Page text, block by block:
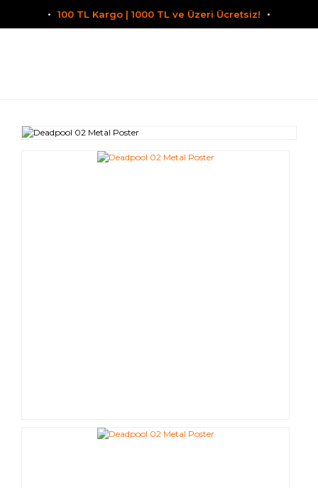
100 TL Kargo | 1000 TL ve Üzeri Ücretsiz!